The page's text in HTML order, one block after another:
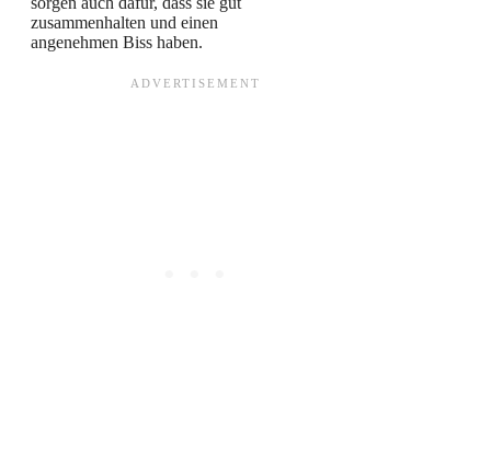
zusammenhalten und einen
angenehmen Biss haben.